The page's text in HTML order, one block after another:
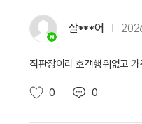
살***어
직판장이라 호객행위없고
0 0